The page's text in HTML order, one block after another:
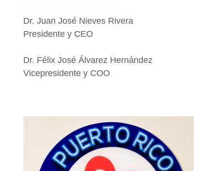
Dr. Juan José Nieves Rivera
Presidente y CEO
Dr. Félix José Álvarez Hernández
Vicepresidente y COO